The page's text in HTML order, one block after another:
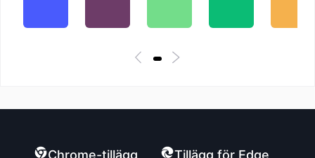
Chrome-tillägg Tillägg för Edge